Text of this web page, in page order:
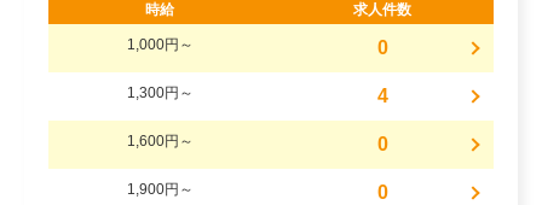
時給 求人件数
1,000円～ 0
1,300円～ 4
1,600円～ 0
1,900円～ 0